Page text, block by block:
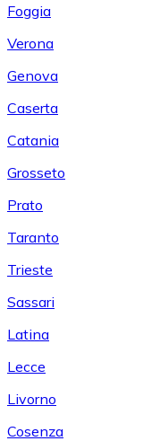
Foggia
Verona
Genova
Caserta
Catania
Grosseto
Prato
Taranto
Trieste
Sassari
Latina
Lecce
Livorno
Cosenza